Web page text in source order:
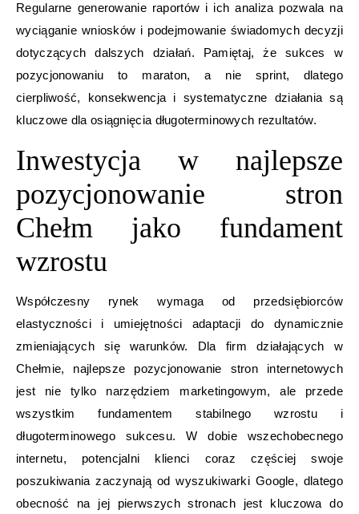
Regularne generowanie raportów i ich analiza pozwala na
wyciąganie wniosków i podejmowanie świadomych decyzji
dotyczących dalszych działań. Pamiętaj, że sukces w
pozycjonowaniu to maraton, a nie sprint, dlatego
cierpliwość, konsekwencja i systematyczne działania są
kluczowe dla osiągnięcia długoterminowych rezultatów.
Inwestycja w najlepsze
pozycjonowanie stron
Chełm jako fundament
wzrostu
Współczesny rynek wymaga od przedsiębiorców
elastyczności i umiejętności adaptacji do dynamicznie
zmieniających się warunków. Dla firm działających w
Chełmie, najlepsze pozycjonowanie stron internetowych
jest nie tylko narzędziem marketingowym, ale przede
wszystkim fundamentem stabilnego wzrostu i
długoterminowego sukcesu. W dobie wszechobecnego
internetu, potencjalni klienci coraz częściej swoje
poszukiwania zaczynają od wyszukiwarki Google, dlatego
obecność na jej pierwszych stronach jest kluczowa do